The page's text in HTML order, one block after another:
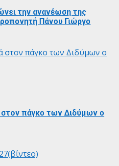
την ανανέωση της
Πάνου Γιώργο
στον πάγκο των Διδύμων ο
στον πάγκο των Διδύμων ο